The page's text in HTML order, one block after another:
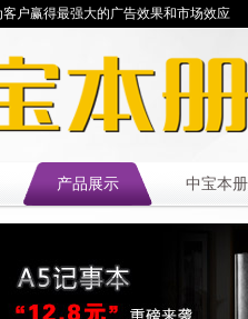
户赢得最强大的广告效果和市场效应
产品展示 中宝本